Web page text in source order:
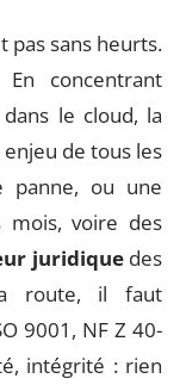
pas sans heurts.
concentrant
le cloud, la
de tous les
panne, ou une
mois, voire des
juridiquedes
route, il faut
9001, NF Z 40-
intégrité : rien